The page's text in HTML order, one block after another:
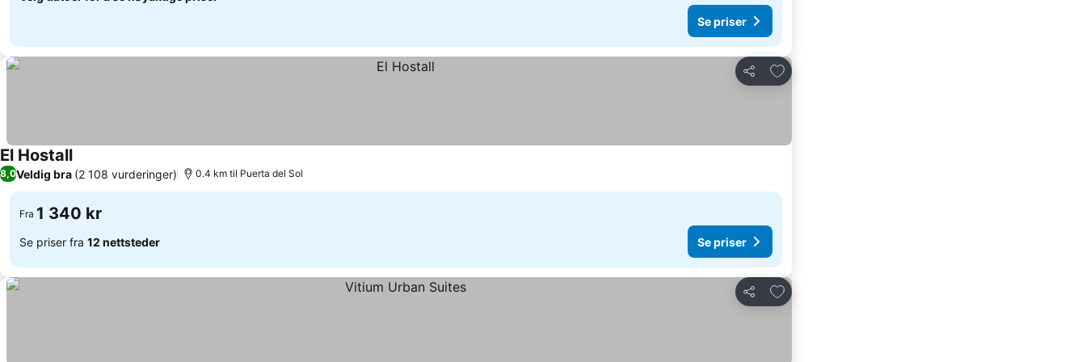
Se priser
Del
Legg til i favoritter
El HostallSe priser
8,0Veldig bra (2 108 vurderinger) 0.4 km til Puerta del Sol
Fra 1 340 kr
Se priser fra 12 nettsteder Se priser
Del
Legg til i favoritter